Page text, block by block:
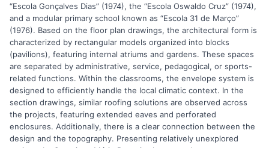
“Escola Gonçalves Dias” (1974), the “Escola Oswaldo Cruz” (1974),
and a modular primary school known as “Escola 31 de Março”
(1976). Based on the floor plan drawings, the architectural form is
characterized by rectangular models organized into blocks
(pavilions), featuring internal atriums and gardens. These spaces
are separated by administrative, service, pedagogical, or sports-
related functions. Within the classrooms, the envelope system is
designed to efficiently handle the local climatic context. In the
section drawings, similar roofing solutions are observed across
the projects, featuring extended eaves and perforated
enclosures. Additionally, there is a clear connection between the
design and the topography. Presenting relatively unexplored